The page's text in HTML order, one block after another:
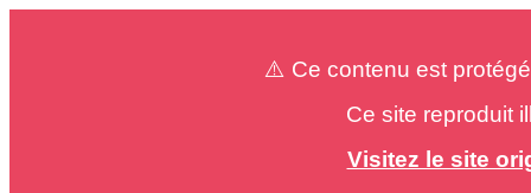
⚠️ Ce contenu est
Ce site reproduit
Visitez le site